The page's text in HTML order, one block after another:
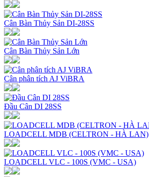
Cân Bàn Thủy Sản DI-28SS
Cân Bàn Thủy Sản Lớn
Cân phân tích AJ ViBRA
Đầu Cân DI 28SS
LOADCELL MDB (CELTRON - HÀ LAN)
LOADCELL VLC - 100S (VMC - USA)